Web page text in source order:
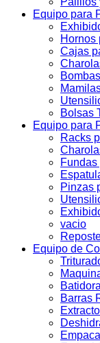
Equipo para
Hornos
Cajas
Bolsas
Equipo para
Racks
Pinzas
vacio
Equipo de
Barras